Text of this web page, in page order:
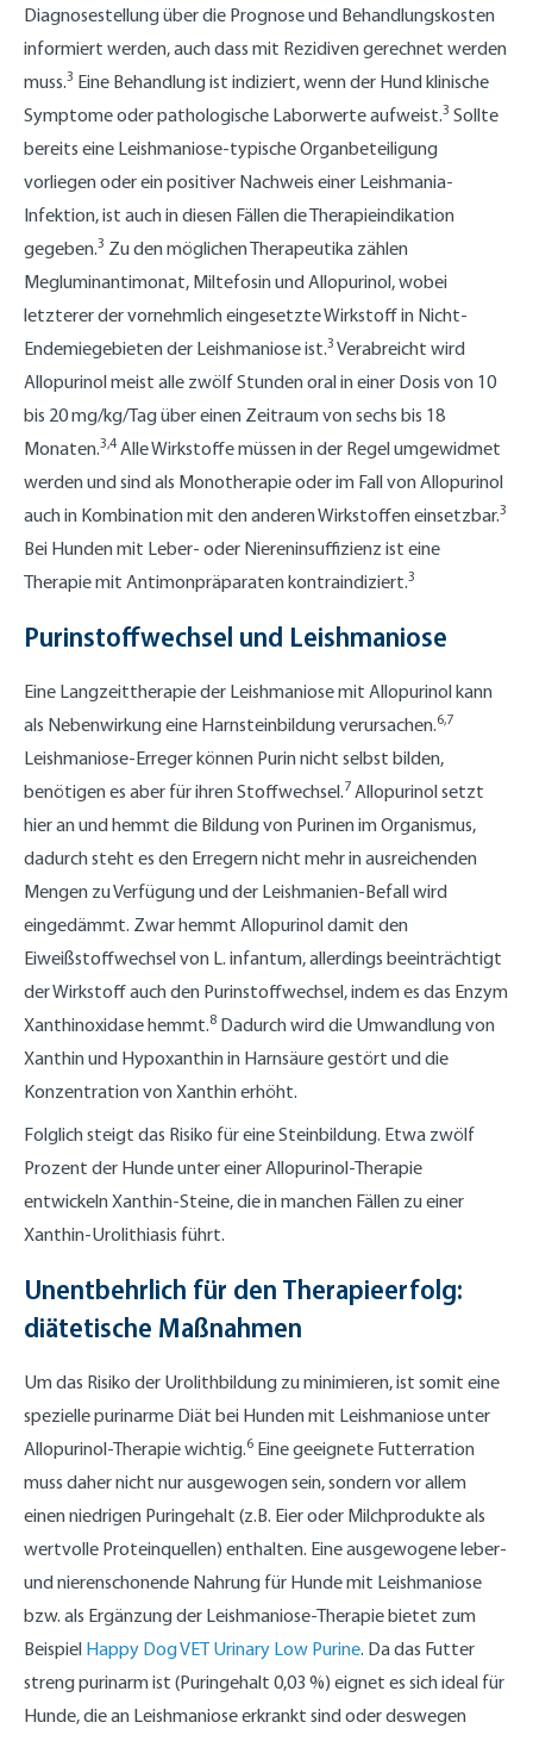
Diagnosestellung über die Prognose und Behandlungskosten
informiert werden, auch dass mit Rezidiven gerechnet werden
muss.3 Eine Behandlung ist indiziert, wenn der Hund klinische
Symptome oder pathologische Laborwerte aufweist.3 Sollte
bereits eine Leishmaniose-typische Organbeteiligung
vorliegen oder ein positiver Nachweis einer Leishmania-
Infektion, ist auch in diesen Fällen die Therapieindikation
gegeben.3 Zu den möglichen Therapeutika zählen
Megluminantimonat, Miltefosin und Allopurinol, wobei
letzterer der vornehmlich eingesetzte Wirkstoff in Nicht-
Endemiegebieten der Leishmaniose ist.3 Verabreicht wird
Allopurinol meist alle zwölf Stunden oral in einer Dosis von 10
bis 20 mg/kg/Tag über einen Zeitraum von sechs bis 18
Monaten.3,4 Alle Wirkstoffe müssen in der Regel umgewidmet
werden und sind als Monotherapie oder im Fall von Allopurinol
auch in Kombination mit den anderen Wirkstoffen einsetzbar.3
Bei Hunden mit Leber- oder Niereninsuffizienz ist eine
Therapie mit Antimonpräparaten kontraindiziert.3
Purinstoffwechsel und Leishmaniose
Eine Langzeittherapie der Leishmaniose mit Allopurinol kann
als Nebenwirkung eine Harnsteinbildung verursachen.6,7
Leishmaniose-Erreger können Purin nicht selbst bilden,
benötigen es aber für ihren Stoffwechsel.7 Allopurinol setzt
hier an und hemmt die Bildung von Purinen im Organismus,
dadurch steht es den Erregern nicht mehr in ausreichenden
Mengen zu Verfügung und der Leishmanien-Befall wird
eingedämmt. Zwar hemmt Allopurinol damit den
Eiweißstoffwechsel von L. infantum, allerdings beeinträchtigt
der Wirkstoff auch den Purinstoffwechsel, indem es das Enzym
Xanthinoxidase hemmt.8 Dadurch wird die Umwandlung von
Xanthin und Hypoxanthin in Harnsäure gestört und die
Konzentration von Xanthin erhöht.
Folglich steigt das Risiko für eine Steinbildung. Etwa zwölf
Prozent der Hunde unter einer Allopurinol-Therapie
entwickeln Xanthin-Steine, die in manchen Fällen zu einer
Xanthin-Urolithiasis führt.
Unentbehrlich für den Therapieerfolg:
diätetische Maßnahmen
Um das Risiko der Urolithbildung zu minimieren, ist somit eine
spezielle purinarme Diät bei Hunden mit Leishmaniose unter
Allopurinol-Therapie wichtig.6 Eine geeignete Futterration
muss daher nicht nur ausgewogen sein, sondern vor allem
einen niedrigen Puringehalt (z.B. Eier oder Milchprodukte als
wertvolle Proteinquellen) enthalten. Eine ausgewogene leber-
und nierenschonende Nahrung für Hunde mit Leishmaniose
bzw. als Ergänzung der Leishmaniose-Therapie bietet zum
Beispiel Happy Dog VET Urinary Low Purine. Da das Futter
streng purinarm ist (Puringehalt 0,03 %) eignet es sich ideal für
Hunde, die an Leishmaniose erkrankt sind oder deswegen